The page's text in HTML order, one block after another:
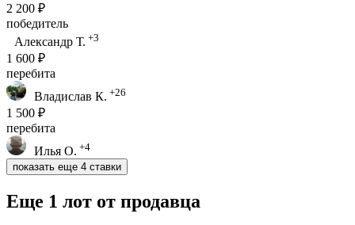
2 200 ₽
победитель
Александр Т. +3
1 600 ₽
перебита
Владислав К. +26
1 500 ₽
перебита
Илья О. +4
показать еще 4 ставки
Еще 1 лот от продавца